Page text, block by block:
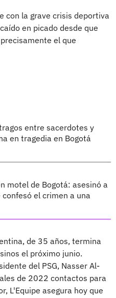
con la grave crisis deportiva
en picado desde que
el que
entre sacerdotes y
en tragedia en Bogotá
motel de Bogotá: asesinó a
confesó el crimen a una
de 35 años, termina
el próximo junio.
del PSG, Nasser Al-
de 2022 contactos para
L'Equipe asegura hoy que